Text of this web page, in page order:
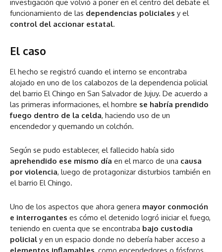
investigación que volvió a poner en el centro del debate el
funcionamiento de las dependencias policiales y el
control del accionar estatal.
El caso
El hecho se registró cuando el interno se encontraba
alojado en uno de los calabozos de la dependencia policial
del barrio El Chingo en San Salvador de Jujuy. De acuerdo a
las primeras informaciones, el hombre se habría prendido
fuego dentro de la celda, haciendo uso de un
encendedor y quemando un colchón.
Según se pudo establecer, el fallecido había sido
aprehendido ese mismo día en el marco de una causa
por violencia, luego de protagonizar disturbios también en
el barrio El Chingo.
Uno de los aspectos que ahora genera mayor conmoción
e interrogantes es cómo el detenido logró iniciar el fuego,
teniendo en cuenta que se encontraba bajo custodia
policial y en un espacio donde no debería haber acceso a